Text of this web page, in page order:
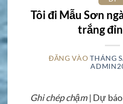
Tôi đi Mẫu Sơn
trắng
ĐĂNG VÀOTHÁNG
Ghi chép chậm| Dự